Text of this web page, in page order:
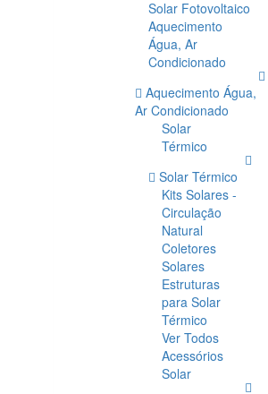
Solar Fotovoltaico
Aquecimento
Água, Ar
Condicionado
Aquecimento Água,
Ar Condicionado
Solar
Térmico
Solar Térmico
Kits Solares -
Circulação
Natural
Coletores
Solares
Estruturas
para Solar
Térmico
Ver Todos
Acessórios
Solar